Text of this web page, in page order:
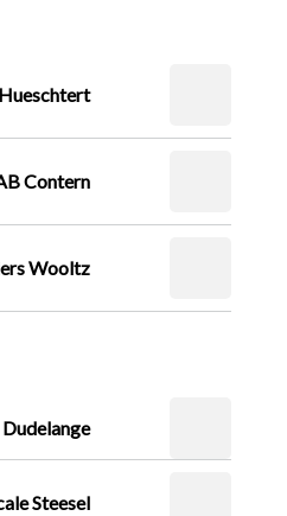
Contern
Wooltz
Steesel